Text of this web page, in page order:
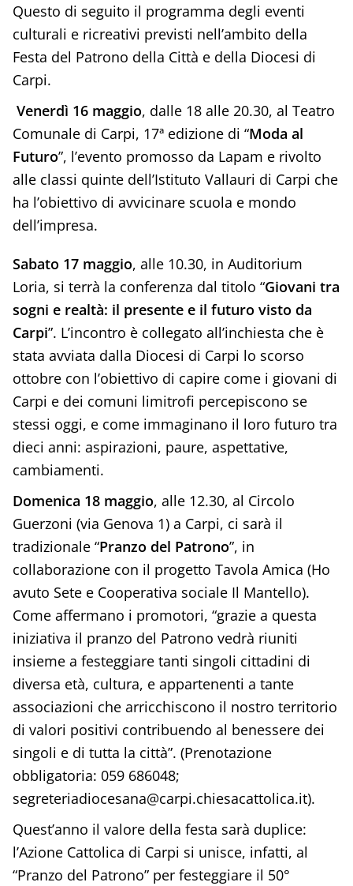
Questo di seguito il programma degli eventi
culturali e ricreativi previsti nell’ambito della
Festa del Patrono della Città e della Diocesi di
Carpi.
Venerdì 16 maggio, dalle 18 alle 20.30, al Teatro
Comunale di Carpi, 17ª edizione di “Moda al
Futuro”, l’evento promosso da Lapam e rivolto
alle classi quinte dell’Istituto Vallauri di Carpi che
ha l’obiettivo di avvicinare scuola e mondo
dell’impresa.
Sabato 17 maggio, alle 10.30, in Auditorium
Loria, si terrà la conferenza dal titolo “Giovani tra
sogni e realtà: il presente e il futuro visto da
Carpi”. L’incontro è collegato all’inchiesta che è
stata avviata dalla Diocesi di Carpi lo scorso
ottobre con l’obiettivo di capire come i giovani di
Carpi e dei comuni limitrofi percepiscono se
stessi oggi, e come immaginano il loro futuro tra
dieci anni: aspirazioni, paure, aspettative,
cambiamenti.
Domenica 18 maggio, alle 12.30, al Circolo
Guerzoni (via Genova 1) a Carpi, ci sarà il
tradizionale “Pranzo del Patrono”, in
collaborazione con il progetto Tavola Amica (Ho
avuto Sete e Cooperativa sociale Il Mantello).
Come affermano i promotori, “grazie a questa
iniziativa il pranzo del Patrono vedrà riuniti
insieme a festeggiare tanti singoli cittadini di
diversa età, cultura, e appartenenti a tante
associazioni che arricchiscono il nostro territorio
di valori positivi contribuendo al benessere dei
singoli e di tutta la città”. (Prenotazione
obbligatoria: 059 686048;
segreteriadiocesana@carpi.chiesacattolica.it).
Quest’anno il valore della festa sarà duplice:
l’Azione Cattolica di Carpi si unisce, infatti, al
“Pranzo del Patrono” per festeggiare il 50°